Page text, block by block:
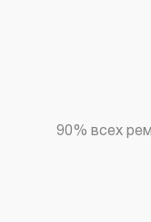
90% всех